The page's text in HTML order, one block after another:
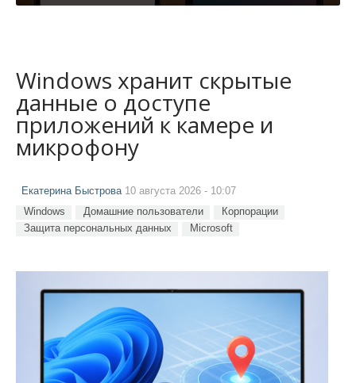
Windows хранит скрытые
данные о доступе
приложений к камере и
микрофону
Екатерина Быстрова10 августа 2026 - 10:07
Windows Домашние пользователи
Корпорации
Защита персональных данных
Microsoft